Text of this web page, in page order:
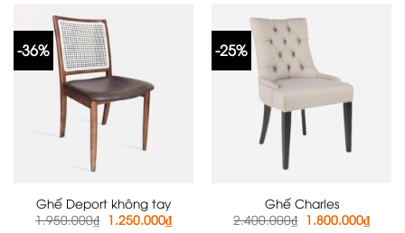
-36%
Ghế Deport không tay
1.950.000₫ Giá
1.250.000₫Giá
-25%
Ghế Charles
2.400.000₫ Giá
1.800.000₫Giá